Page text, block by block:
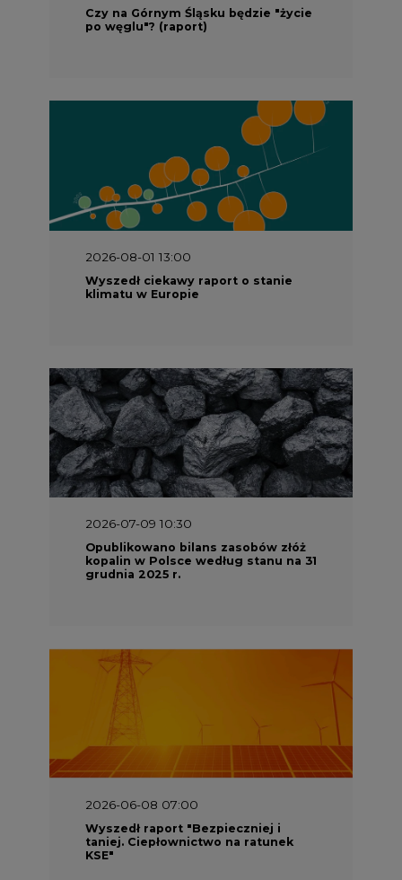
Wyszedł ciekawy raport o stanie
klimatu w Europie
2026-07-09 10:30
Opublikowano bilans zasobów złóż
kopalin w Polsce według stanu na 31
grudnia 2025 r.
2026-06-08 07:00
Wyszedł raport "Bezpieczniej i
taniej. Ciepłownictwo na ratunek
KSE"
2026-05-23 16:00
Wyszedł raport „Przez gaz do OZE.
Dekarbonizacja ciepłownictwa